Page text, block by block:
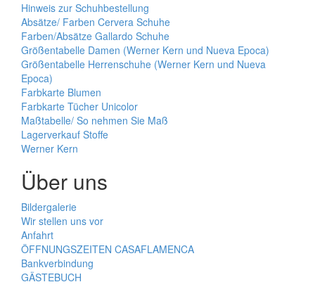
Hinweis zur Schuhbestellung
Absätze/ Farben Cervera Schuhe
Farben/Absätze Gallardo Schuhe
Größentabelle Damen (Werner Kern und Nueva Epoca)
Größentabelle Herrenschuhe (Werner Kern und Nueva
Epoca)
Farbkarte Blumen
Farbkarte Tücher Unicolor
Maßtabelle/ So nehmen Sie Maß
Lagerverkauf Stoffe
Werner Kern
Über uns
Bildergalerie
Wir stellen uns vor
Anfahrt
ÖFFNUNGSZEITEN CASAFLAMENCA
Bankverbindung
GÄSTEBUCH